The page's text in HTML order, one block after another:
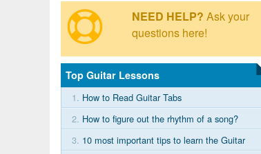
NEED HELP? Ask your
questions here!
Top Guitar Lessons
1. How to Read Guitar Tabs
2. How to figure out the rhythm of a song?
3. 10 most important tips to learn the Guitar